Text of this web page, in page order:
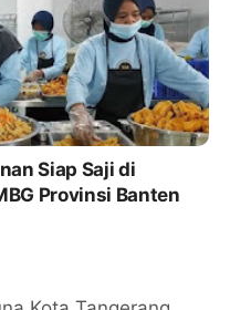
Siap Saji di
Provinsi Banten